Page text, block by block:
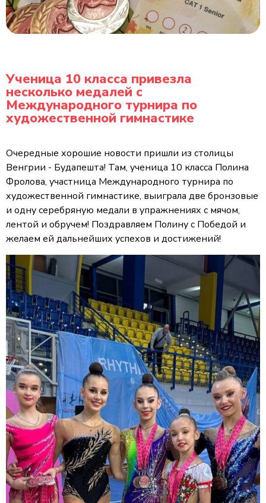
Ученица 10 класса привезла
несколько медалей с
Международного турнира по
художественной гимнастике
Очередные хорошие новости пришли из столицы
Венгрии - Будапешта! Там, ученица 10 класса Полина
Фролова, участница Международного турнира по
художественной гимнастике, выиграла две бронзовые
и одну серебряную медали в упражнениях с мячом,
лентой и обручем! Поздравляем Полину с Победой и
желаем ей дальнейших успехов и достижений!